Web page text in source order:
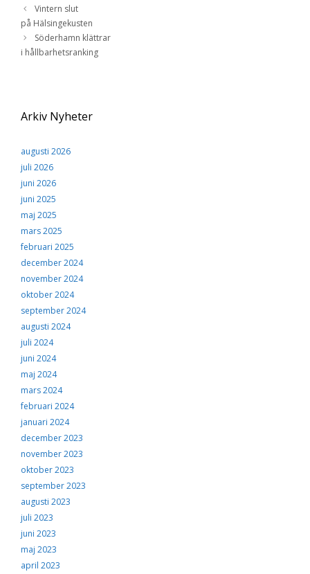
Vintern slut
på Hälsingekusten
Söderhamn klättrar
i hållbarhetsranking
Arkiv Nyheter
augusti 2026
juli 2026
juni 2026
juni 2025
maj 2025
mars 2025
februari 2025
december 2024
november 2024
oktober 2024
september 2024
augusti 2024
juli 2024
juni 2024
maj 2024
mars 2024
februari 2024
januari 2024
december 2023
november 2023
oktober 2023
september 2023
augusti 2023
juli 2023
juni 2023
maj 2023
april 2023